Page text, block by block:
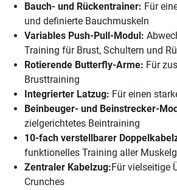
Bauch- und Rückentrainer: Für
und definierte Bauchmuskeln
Variables Push-Pull-Modul:
Training für Brust, Schultern und
Rotierende Butterfly-Arme: Für
Brusttraining
Integrierter Latzug: Für einen
Beinbeuger- und Beinstrecker-
zielgerichtetes Beintraining
10-fach verstellbarer
funktionelles Training aller
Zentraler Kabelzug:Für vielseitige
Crunches